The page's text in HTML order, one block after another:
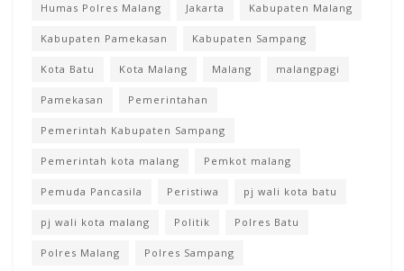
Humas Polres Malang Jakarta Kabupaten Malang
Kabupaten Pamekasan Kabupaten Sampang
Kota Batu Kota Malang Malang malangpagi
Pamekasan Pemerintahan
Pemerintah Kabupaten Sampang
Pemerintah kota malang Pemkot malang
Pemuda Pancasila Peristiwa pj wali kota batu
pj wali kota malang Politik Polres Batu
Polres Malang Polres Sampang